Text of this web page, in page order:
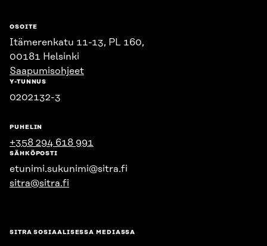
OSOITE
Itämerenkatu 11-13, PL 160,
00181 Helsinki
Saapumisohjeet
Y-TUNNUS
0202132-3
PUHELIN
+358 294 618 991
SÄHKÖPOSTI
etunimi.sukunimi@sitra.fi
sitra@sitra.fi
SITRA SOSIAALISESSA MEDIASSA